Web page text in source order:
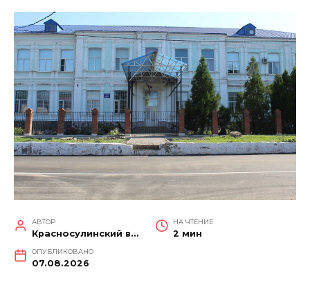
АВТОР
Красносулинский вестник
НА ЧТЕНИЕ
2 мин
ОПУБЛИКОВАНО
07.08.2026